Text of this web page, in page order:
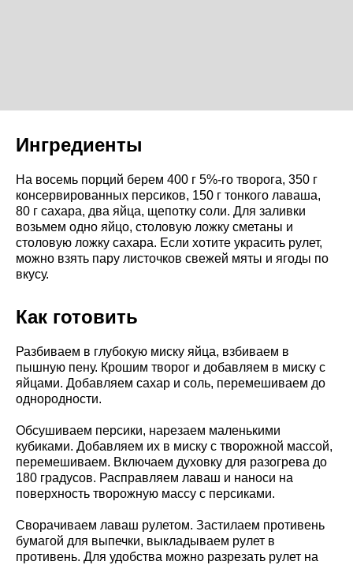
Ингредиенты
На восемь порций берем 400 г 5%-го творога, 350 г
консервированных персиков, 150 г тонкого лаваша,
80 г сахара, два яйца, щепотку соли. Для заливки
возьмем одно яйцо, столовую ложку сметаны и
столовую ложку сахара. Если хотите украсить рулет,
можно взять пару листочков свежей мяты и ягоды по
вкусу.
Как готовить
Разбиваем в глубокую миску яйца, взбиваем в
пышную пену. Крошим творог и добавляем в миску с
яйцами. Добавляем сахар и соль, перемешиваем до
однородности.
Обсушиваем персики, нарезаем маленькими
кубиками. Добавляем их в миску с творожной массой,
перемешиваем. Включаем духовку для разогрева до
180 градусов. Расправляем лаваш и наноси на
поверхность творожную массу с персиками.
Сворачиваем лаваш рулетом. Застилаем противень
бумагой для выпечки, выкладываем рулет в
противень. Для удобства можно разрезать рулет на